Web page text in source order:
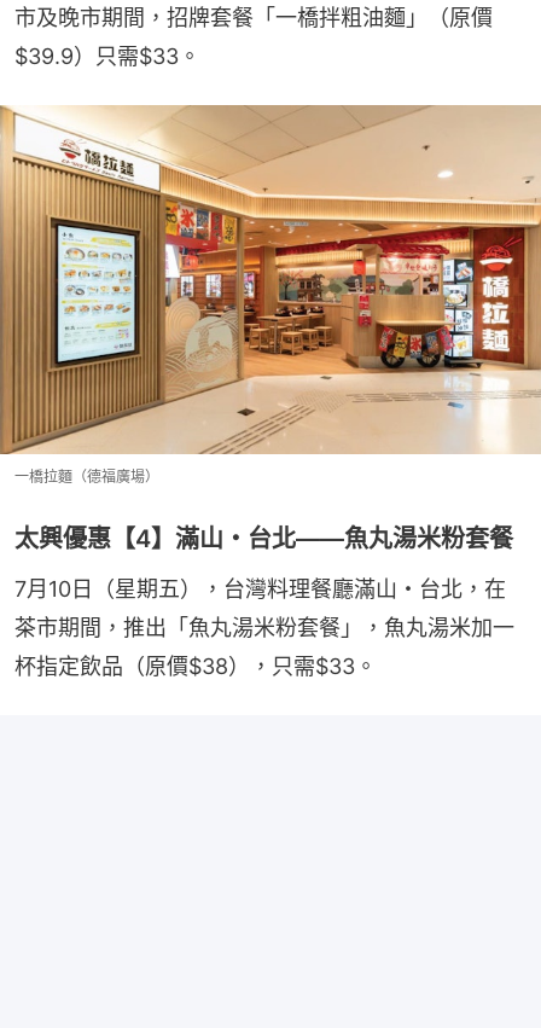
市及晚市期間，招牌套餐「一橋拌粗油麵」（原價
$39.9）只需$33。
一橋拉麵（德福廣場）
太興優惠【4】滿山・台北——魚丸湯米粉套餐
7月10日（星期五），台灣料理餐廳滿山・台北，在
茶市期間，推出「魚丸湯米粉套餐」，魚丸湯米加一
杯指定飲品（原價$38），只需$33。